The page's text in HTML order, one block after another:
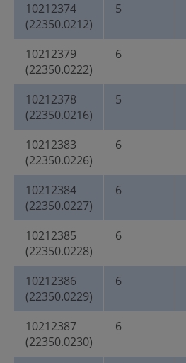
10212374
(22350.0212)
5
10212379
(22350.0222)
6
10212378
(22350.0216)
5
10212383
(22350.0226)
6
10212384
(22350.0227)
6
10212385
(22350.0228)
6
10212386
(22350.0229)
6
10212387
(22350.0230)
6